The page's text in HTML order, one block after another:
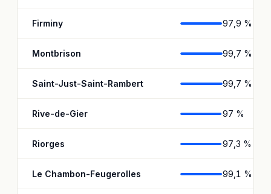
Firminy 97,9 %
Montbrison 99,7 %
Saint-Just-Saint-Rambert 99,7 %
Rive-de-Gier 97 %
Riorges 97,3 %
Le Chambon-Feugerolles 99,1 %